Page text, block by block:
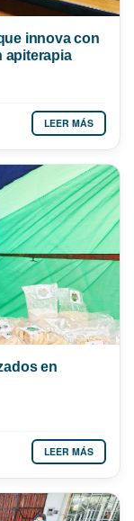
innova con
apiterapia
LEER MÁS
en
LEER MÁS